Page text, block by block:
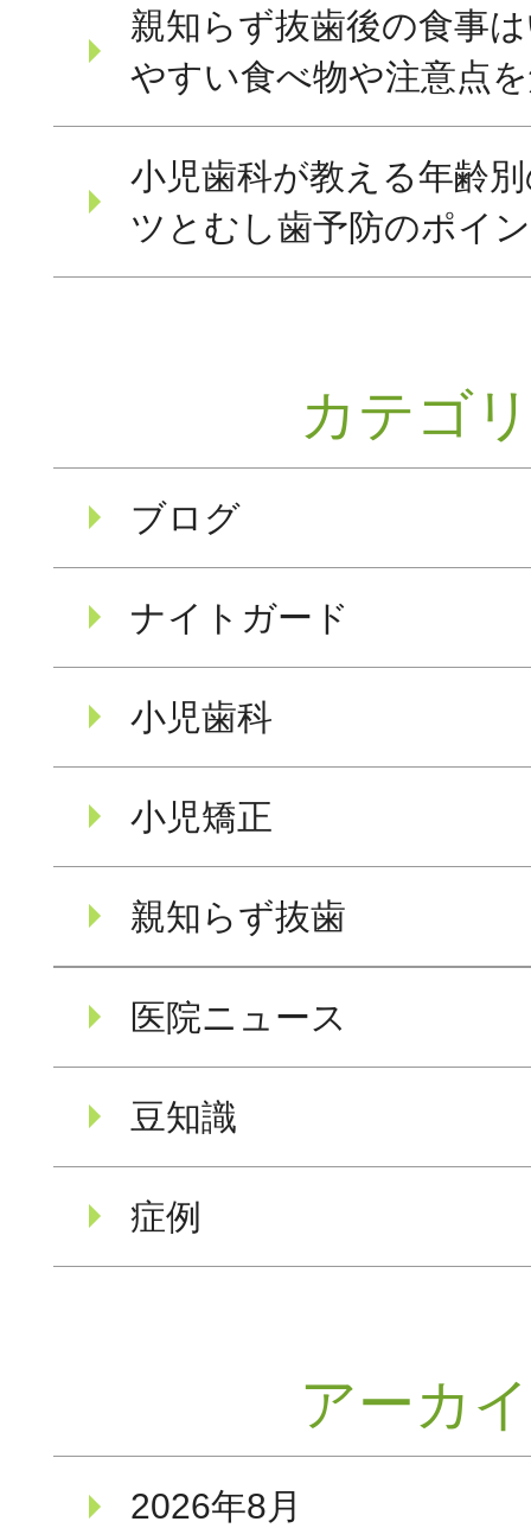
親知らず抜歯後の食事
やすい食べ物や注意点
小児歯科が教える年齢
ツとむし歯予防のポイ
カテゴ
ブログ
ナイトガード
小児歯科
小児矯正
親知らず抜歯
医院ニュース
豆知識
症例
アーカ
2026年8月